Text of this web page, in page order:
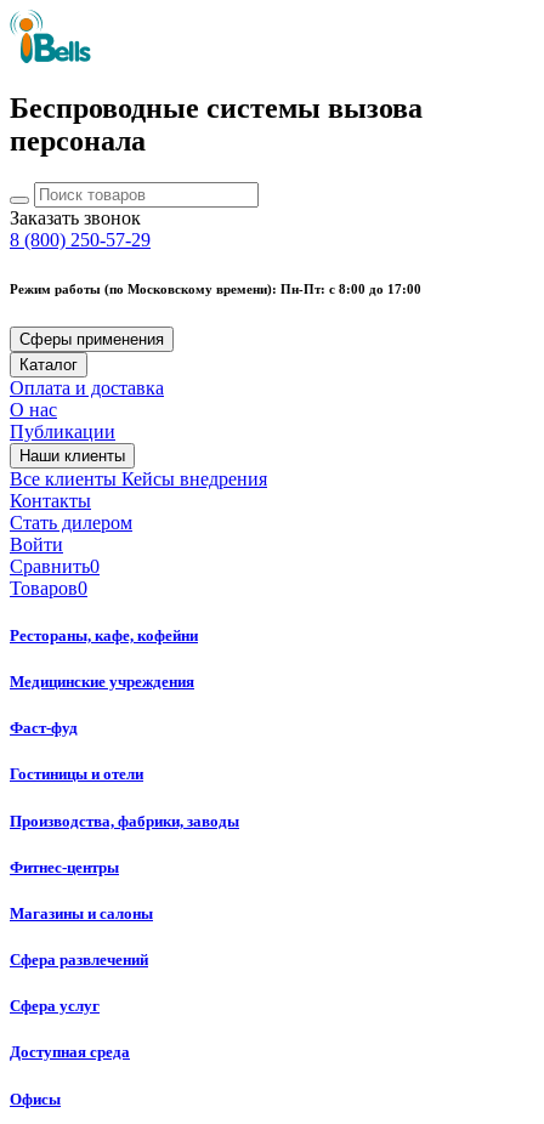
Беспроводные системы вызова
персонала
Заказать звонок
8 (800) 250-57-29
Режим работы (по Московскому времени): Пн-Пт: с 8:00 до 17:00
Сферы применения
Каталог
Оплата и доставка
О нас
Публикации
Наши клиенты
Все клиенты Кейсы внедрения
Контакты
Стать дилером
Войти
Сравнить0
Товаров0
Рестораны, кафе, кофейни
Медицинские учреждения
Фаст-фуд
Гостиницы и отели
Производства, фабрики, заводы
Фитнес-центры
Магазины и салоны
Сфера развлечений
Сфера услуг
Доступная среда
Офисы